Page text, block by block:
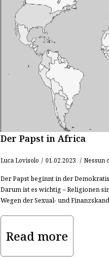
Der Papst in Africa
Luca Lovisolo 01.02.2023 Nessun
Der Papst beginnt in der
Darum ist es wichtig – Religionen
Wegen der Sexual- und
Read more